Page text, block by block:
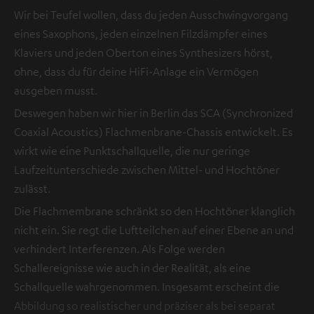
Wir bei Teufel wollen, dass du jeden Ausschwingvorgang
eines Saxophons, jeden einzelnen Filzdämpfer eines
Klaviers und jeden Oberton eines Synthesizers hörst,
ohne, dass du für deine HiFi-Anlage ein Vermögen
ausgeben musst.
Deswegen haben wir hier in Berlin das SCA (Synchronized
Coaxial Acoustics) Flachmenbrane-Chassis entwickelt. Es
wirkt wie eine Punktschallquelle, die nur geringe
Laufzeitunterschiede zwischen Mittel- und Hochtöner
zulässt.
Die Flachmembrane schränkt so den Hochtöner klanglich
nicht ein. Sie regt die Luftteilchen auf einer Ebene an und
verhindert Interferenzen. Als Folge werden
Schallereignisse wie auch in der Realität, als eine
Schallquelle wahrgenommen. Insgesamt erscheint die
Abbildung so realistischer und präziser als bei separat